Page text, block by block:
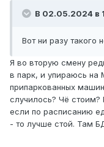
В 02.05.2024 в
Вот ни разу такого
Я во вторую смену
в парк, и упираюсь на
припаркованных
случилось? Чё стоим?
если по расписанию
- то лучше стой. Там